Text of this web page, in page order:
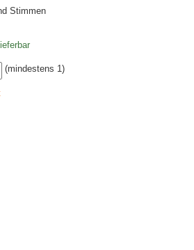
Stimmen
(mindestens 1)